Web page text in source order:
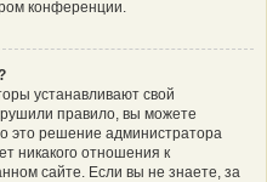
конференции.
устанавливают свой
правило, вы можете
это решение администратора
никакого отношения к
сайте. Если вы не знаете, за